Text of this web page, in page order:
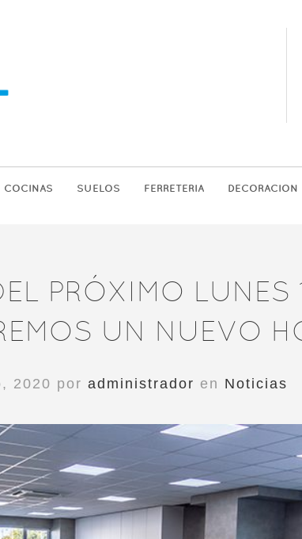
COCINAS SUELOS FERRETERIA DECORACION
PRÓXIMO LUNES
UN NUEVO
2020 por administrador en Noticias